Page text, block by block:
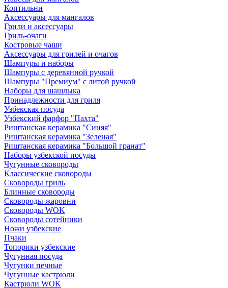
Коптильни
Аксессуары для мангалов
Грили и аксессуары
Гриль-очаги
Костровые чаши
Аксессуары для грилей и очагов
Шампуры и наборы
Шампуры с деревянной ручкой
Шампуры "Премиум" с литой ручкой
Наборы для шашлыка
Принадлежности для гриля
Узбекская посуда
Узбекский фарфор "Пахта"
Риштанская керамика "Синяя"
Риштанская керамика "Зеленая"
Риштанская керамика "Большой гранат"
Наборы узбекской посуды
Чугунные сковороды
Классические сковороды
Сковороды гриль
Блинные сковороды
Сковороды жаровни
Сковороды WOK
Сковороды сотейники
Ножи узбекские
Пчаки
Топорики узбекские
Чугунная посуда
Чугунки печные
Чугунные кастрюли
Кастрюли WOK